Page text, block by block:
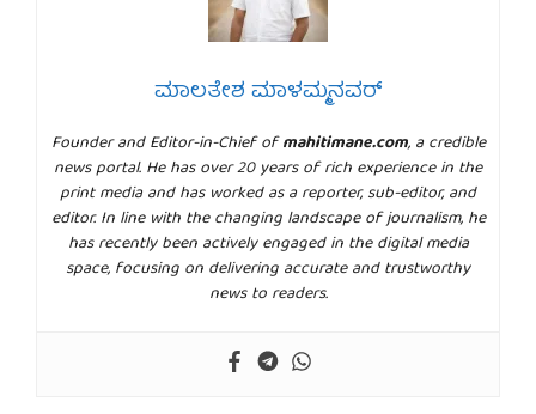
ಮಾಲತೇಶ ಮಾಳಮ್ಮನವರ್
Founder and Editor-in-Chief ofmahitimane.com, a credible
news portal. He has over 20 years of rich experience in the
print media and has worked as a reporter, sub-editor, and
editor. In line with the changing landscape of journalism, he
has recently been actively engaged in the digital media
space, focusing on delivering accurate and trustworthy
news to readers.